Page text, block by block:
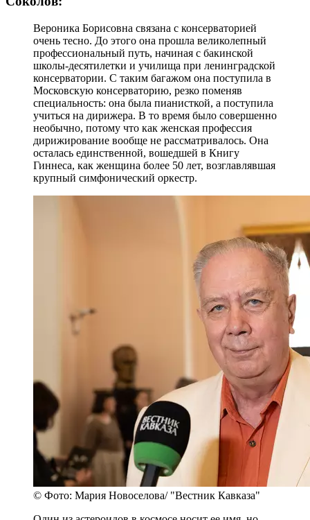
Вероника Борисовна связана с консерваторией
очень тесно. До этого она прошла великолепный
профессиональный путь, начиная с бакинской
школы-десятилетки и училища при ленинградской
консерватории. С таким багажом она поступила в
Московскую консерваторию, резко поменяв
специальность: она была пианисткой, а поступила
учиться на дирижера. В то время было совершенно
необычно, потому что как женская профессия
дирижирование вообще не рассматривалось. Она
осталась единственной, вошедшей в Книгу
Гиннеса, как женщина более 50 лет, возглавлявшая
крупный симфонический оркестр.
© Фото: Мария Новоселова/ "Вестник Кавказа"